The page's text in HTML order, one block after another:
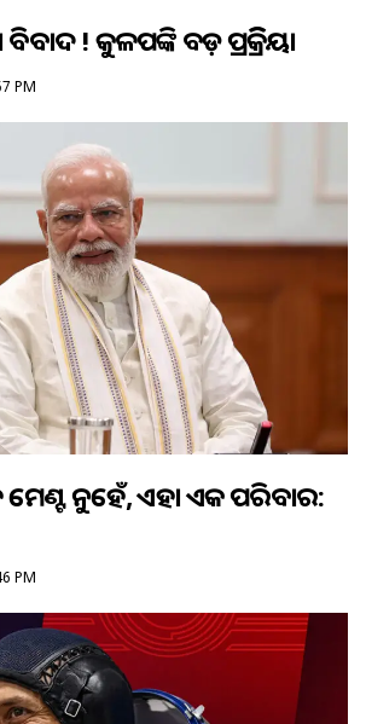
! କୁଳପତିଙ୍କ ବଡ଼ ପ୍ରତିକ୍ରିୟା
PM
ନୁହେଁ, ଏହା ଏକ ପରିବାର:
PM